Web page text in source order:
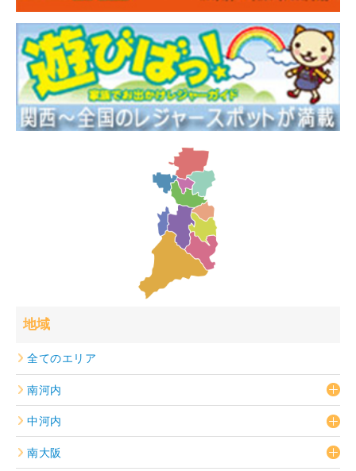
地域
全てのエリア
南河内
中河内
南大阪